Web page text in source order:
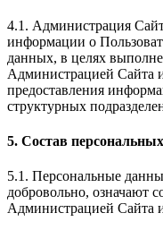
4.1. Администрация
информации о
данных, в целях
Администрацией Сайта
предоставления
структурных
5. Состав
5.1. Персональные
добровольно, означают
Администрацией Сайта